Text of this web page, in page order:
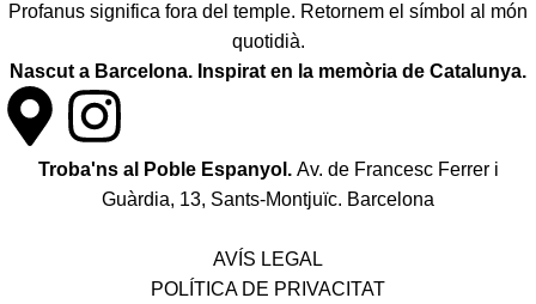
Profanus significa fora del temple. Retornem el símbol al món
quotidià.
Nascut a Barcelona. Inspirat en la memòria de Catalunya.
Troba'ns al Poble Espanyol. Av. de Francesc Ferrer i
Guàrdia, 13, Sants-Montjuïc. Barcelona
AVÍS LEGAL
POLÍTICA DE PRIVACITAT